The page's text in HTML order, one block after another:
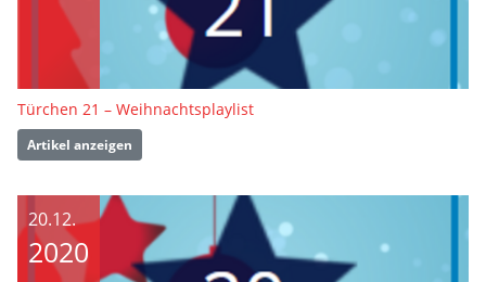
Türchen 21 – Weihnachtsplaylist
Artikel anzeigen
20.12.
2020